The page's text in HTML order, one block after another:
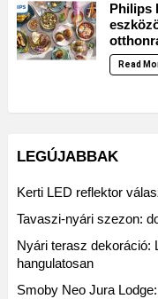
Philips
Read
LEGÚJABBAK
Kerti LED reflektor
Tavaszi-nyári szezon:
Nyári terasz dekoráció:
hangulatosan
Smoby Neo Jura